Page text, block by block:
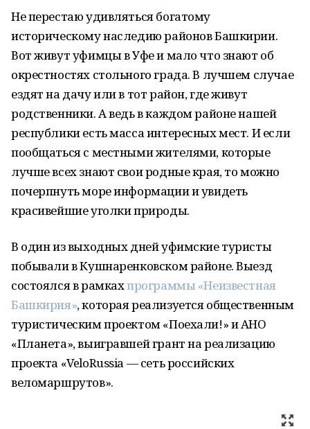
Не перестаю удивляться богатому
историческому наследию районов Башкирии.
Вот живут уфимцы в Уфе и мало что знают об
окрестностях стольного града. В лучшем случае
ездят на дачу или в тот район, где живут
родственники. А ведь в каждом районе нашей
республики есть масса интересных мест. И если
пообщаться с местными жителями, которые
лучше всех знают свои родные края, то можно
почерпнуть море информации и увидеть
красивейшие уголки природы.
В один из выходных дней уфимские туристы
побывали в Кушнаренковском районе. Выезд
состоялся в рамкахпрограммы «Неизвестная
Башкирия», которая реализуется общественным
туристическим проектом «Поехали!» и АНО
«Планета», выигравшей грант на реализацию
проекта «VeloRussia — сеть российских
веломаршрутов».